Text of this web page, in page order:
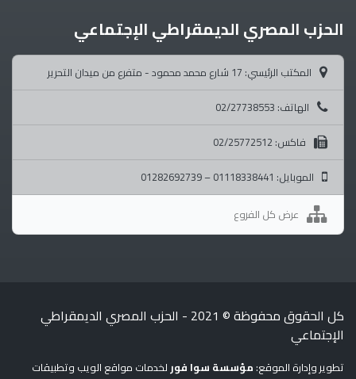
الحزب المصري الديمقراطي الإجتماعي
المكتب الرئيسي: 17 شارع محمد محمود - متفرع من ميدان التحرير
الهاتف: 02/27738553
فاكس: 02/25772512
الموبايل: 01118338441 – 01282692739
عرض كل الفروع
كل الحقوق محفوظة © 2021 - الحزب المصري الديمقراطي
الإجتماعي
تطوير وإدارة الموقع: مؤسسة سوا فور لخدمات مواقع الويب وتطبيقات